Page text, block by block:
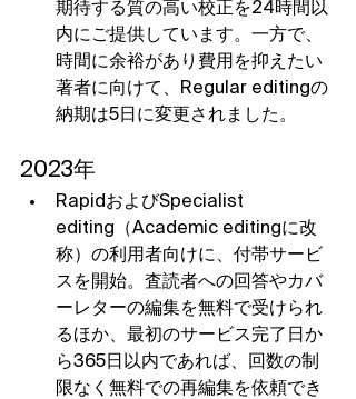
期待する質の高い校正を24時間以
内にご提供しています。一方で、
時間に余裕があり費用を抑えたい
著者に向けて、Regular editingの
納期は5日に変更されました。
2023年
RapidおよびSpecialist
editing（Academic editingに改
称）の利用者向けに、付帯サービ
スを開始。査読者への回答やカバ
ーレターの編集を無料で受けられ
るほか、最初のサービス完了日か
ら365日以内であれば、回数の制
限なく無料での再編集を依頼でき